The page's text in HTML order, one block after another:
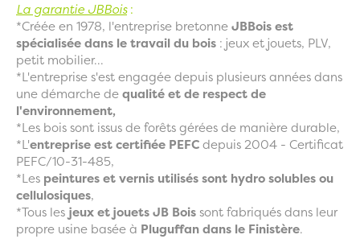
La garantie JBBois:
*Créée en 1978, l'entreprise bretonneJBBois est
spécialisée dans le travail du bois : jeux et jouets, PLV,
petit mobilier...
*L'entreprise s'est engagée depuis plusieurs années dans
une démarche dequalité et de respect de
l'environnement,
*Les bois sont issus de forêts gérées de manière durable,
*L'entreprise est certifiée PEFCdepuis 2004 - Certificat
PEFC/10-31-485,
*Les peintures et vernis utilisés sont hydro solubles ou
cellulosiques,
*Tous les jeux et jouets JB Boissont fabriqués dans leur
propre usine basée à Pluguffan dans le Finistère.